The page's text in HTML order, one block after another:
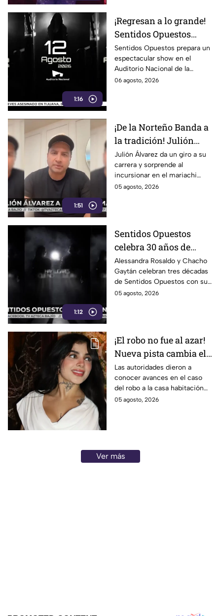
1:16
¡Regresan a lo grande!
Sentidos Opuestos
alista show inolvidable
en el Auditorio
Nacional
Sentidos Opuestos prepara un
espectacular show en el
Auditorio Nacional de la
CDMX. Descubre las fechas,
06 agosto, 2026
1:51
¡De la Norteño Banda a
la tradición! Julión
Álvarez sorprende al
cantar mariachi
Julión Álvarez da un giro a su
carrera y sorprende al
incursionar en el mariachi
tradicional con temas
05 agosto, 2026
1:12
Sentidos Opuestos
celebra 30 años de
música con show en
Auditorio Nacional
Alessandra Rosaldo y Chacho
Gaytán celebran tres décadas
de Sentidos Opuestos con su
gira y show en el Auditorio
05 agosto, 2026
¡El robo no fue al azar!
Nueva pista cambia el
caso de Karely Ruiz;
hay un detenido
Las autoridades dieron a
conocer avances en el caso
del robo a la casa habitación
de la influencer.
05 agosto, 2026
Ver más